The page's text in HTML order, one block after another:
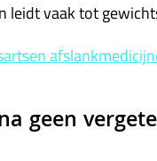
leidt vaak tot
geen